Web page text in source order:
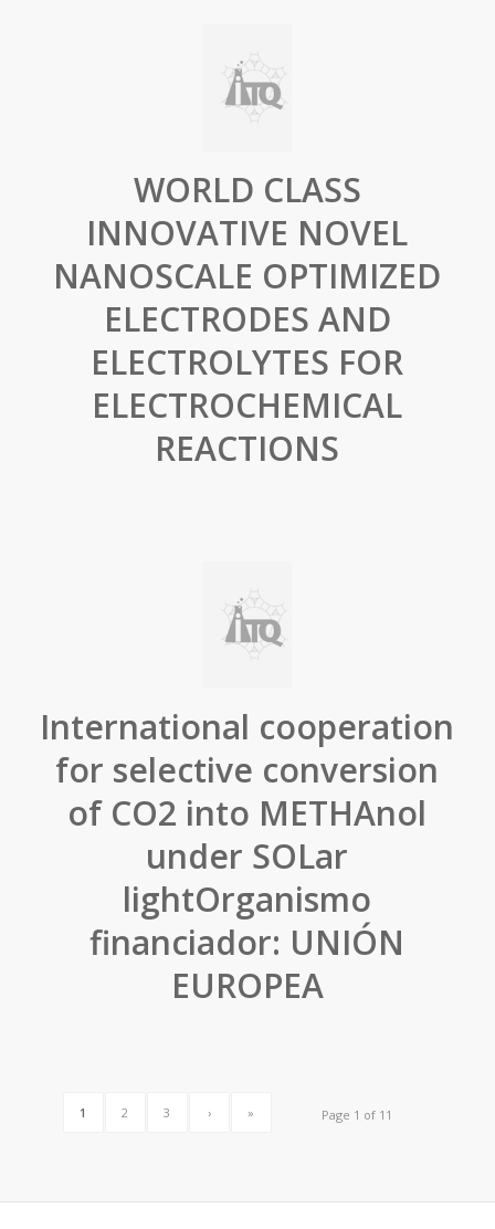
WORLD CLASS
INNOVATIVE NOVEL
NANOSCALE OPTIMIZED
ELECTRODES AND
ELECTROLYTES FOR
ELECTROCHEMICAL
REACTIONS
International cooperation
for selective conversion
of CO2 into METHAnol
under SOLar
lightOrganismo
financiador: UNIÓN
EUROPEA
Page 1 of 11
1 2 3 › »